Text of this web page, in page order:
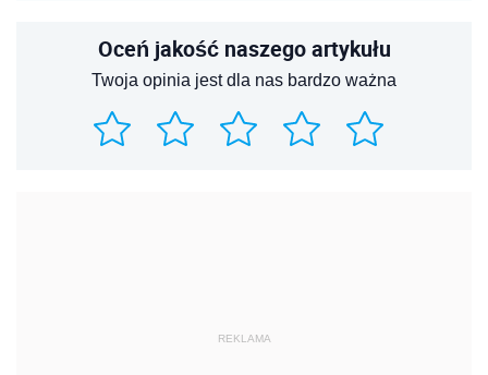
Oceń jakość naszego artykułu
Twoja opinia jest dla nas bardzo ważna
REKLAMA